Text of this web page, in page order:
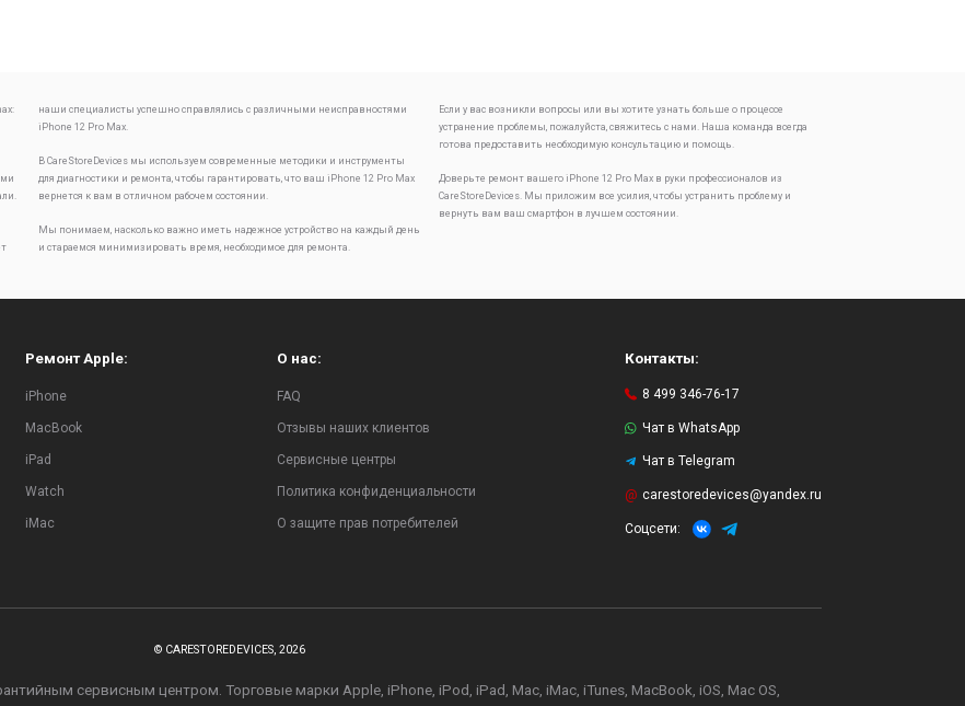
наши специалисты успешно справлялись с различными неисправностями
iPhone 12 Pro Max.
В CareStoreDevices мы используем современные методики и инструменты
для диагностики и ремонта, чтобы гарантировать, что ваш iPhone 12 Pro Max
вернется к вам в отличном рабочем состоянии.
Мы понимаем, насколько важно иметь надежное устройство на каждый день
и стараемся минимизировать время, необходимое для ремонта.
Если у вас возникли вопросы или вы хотите узнать больше о процессе
устранение проблемы, пожалуйста, свяжитесь с нами. Наша команда всегда
готова предоставить необходимую консультацию и помощь.
Доверьте ремонт вашего iPhone 12 Pro Max в руки профессионалов из
CareStoreDevices. Мы приложим все усилия, чтобы устранить проблему и
вернуть вам ваш смартфон в лучшем состоянии.
Ремонт Apple:
iPhone
MacBook
iPad
Watch
iMac
О нас:
FAQ
Отзывы наших клиентов
Сервисные центры
Политика конфиденциальности
О защите прав потребителей
Контакты:
8 499 346-76-17
Чат в WhatsApp
Чат в Telegram
carestoredevices@yandex.ru
Соцсети:
© CARESTOREDEVICES, 2026
сервисным центром. Торговые марки Apple, iPhone, iPod, iPad, Mac, iMac, iTunes, MacBook, iOS, Mac OS,